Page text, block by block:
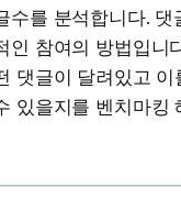
수를 분석합니다. 댓
인 참여의 방법입니
댓글이 달려있고 이
있을지를 벤치마킹